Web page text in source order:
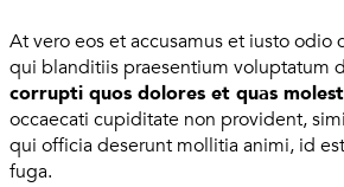
At vero eos et accusamus et iusto odio
qui blanditiis praesentium voluptatum
corrupti quos dolores et quas
occaecati cupiditate non provident,
qui officia deserunt mollitia animi, id
fuga.